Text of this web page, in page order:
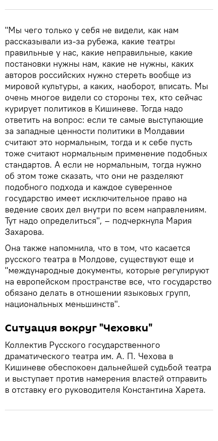
"Мы чего только у себя не видели, как нам
рассказывали из-за рубежа, какие театры
правильные у нас, какие неправильные, какие
постановки нужны нам, какие не нужны, каких
авторов российских нужно стереть вообще из
мировой культуры, а каких, наоборот, вписать. Мы
очень многое видели со стороны тех, кто сейчас
курирует политиков в Кишиневе. Тогда надо
ответить на вопрос: если те самые выступающие
за западные ценности политики в Молдавии
считают это нормальным, тогда и к себе пусть
тоже считают нормальным применение подобных
стандартов. А если не нормальным, тогда нужно
об этом тоже сказать, что они не разделяют
подобного подхода и каждое суверенное
государство имеет исключительное право на
ведение своих дел внутри по всем направлениям.
Тут надо определиться", – подчеркнула Мария
Захарова.
Она также напомнила, что в том, что касается
русского театра в Молдове, существуют еще и
"международные документы, которые регулируют
на европейском пространстве все, что государство
обязано делать в отношении языковых групп,
национальных меньшинств".
Ситуация вокруг "Чеховки"
Коллектив Русского государственного
драматического театра им. А. П. Чехова в
Кишиневе обеспокоен дальнейшей судьбой театра
и выступает против намерения властей отправить
в отставку его руководителя Константина Харета.